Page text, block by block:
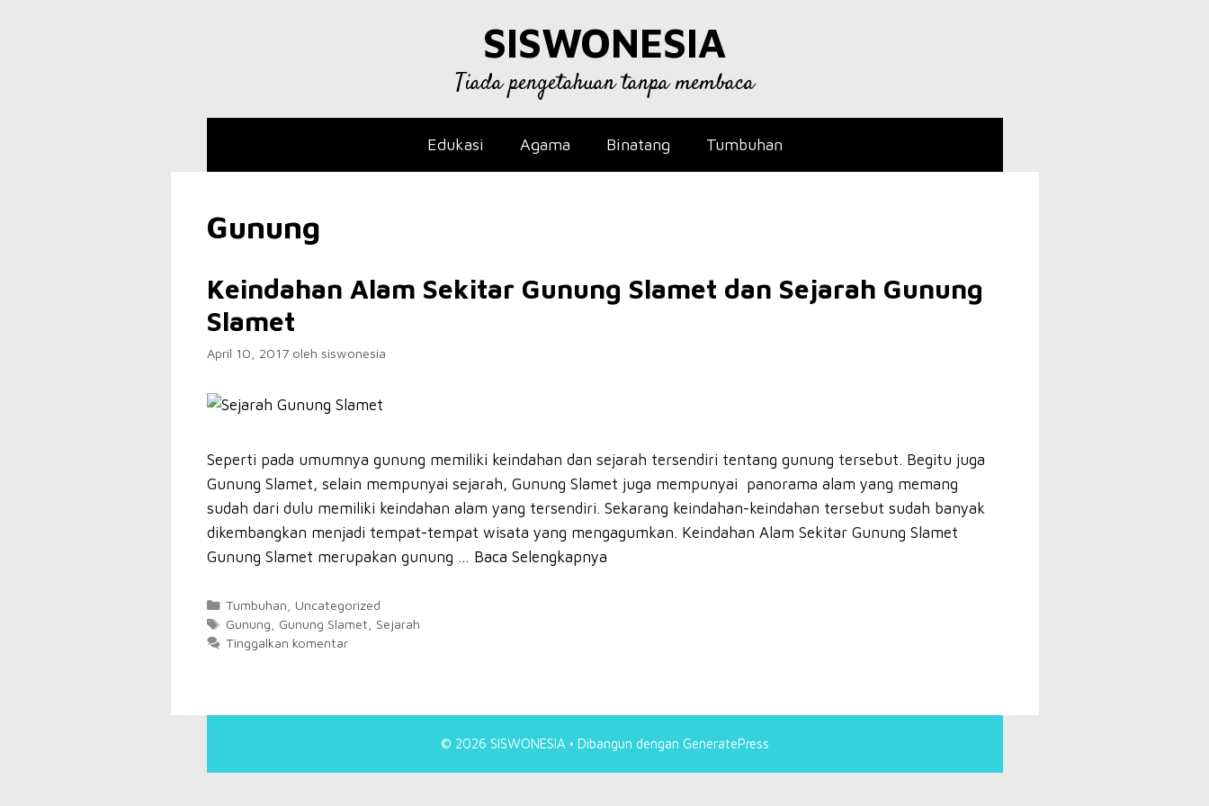
SISWONESIA
Tiada pengetahuan tanpa membaca
Edukasi Agama Binatang Tumbuhan
Gunung
Keindahan Alam Sekitar Gunung Slamet dan Sejarah Gunung
Slamet
April 10, 2017 oleh siswonesia
Seperti pada umumnya gunung memiliki keindahan dan sejarah tersendiri tentang gunung tersebut. Begitu juga
Gunung Slamet, selain mempunyai sejarah, Gunung Slamet juga mempunyai panorama alam yang memang
sudah dari dulu memiliki keindahan alam yang tersendiri. Sekarang keindahan-keindahan tersebut sudah banyak
dikembangkan menjadi tempat-tempat wisata yang mengagumkan. Keindahan Alam Sekitar Gunung Slamet
Gunung Slamet merupakan gunung … Baca Selengkapnya
Kategori
Tumbuhan
Uncategorized
Tag
Gunung Gunung Slamet
Sejarah
Tinggalkan komentar
© 2026 SISWONESIA • Dibangun dengan GeneratePress